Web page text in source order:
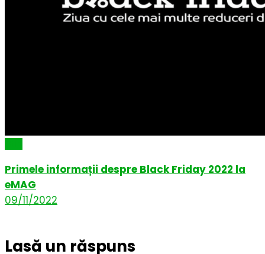
Primele informații despre Black Friday 2022 la
eMAG
09/11/2022
Lasă un răspuns